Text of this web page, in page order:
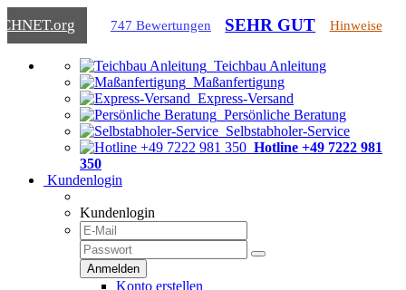
.org 747 Bewertungen SEHR GUT Hinweise
Teichbau Anleitung
Maßanfertigung
Express-Versand
Persönliche Beratung
Selbstabholer-Service
Hotline +49 7222 981
350
Kundenlogin
Kundenlogin
Konto erstellen